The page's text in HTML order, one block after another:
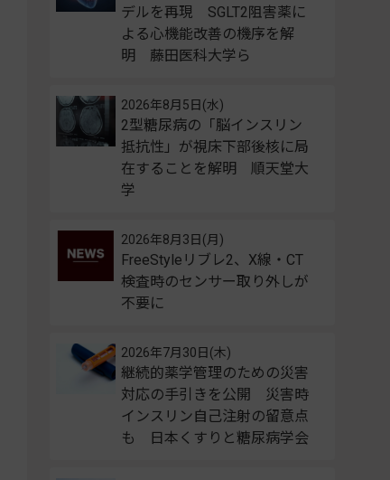
デルを再現 SGLT2阻害薬に
よる心機能改善の機序を解
明 藤田医科大学ら
2型糖尿病の「脳インスリン
抵抗性」が視床下部後核に局
在することを解明 順天堂大
学
2026年8月5日(水)
FreeStyleリブレ2、X線・CT
検査時のセンサー取り外しが
不要に
2026年8月3日(月)
継続的薬学管理のための災害
対応の手引きを公開 災害時
インスリン自己注射の留意点
も 日本くすりと糖尿病学会
2026年7月30日(木)